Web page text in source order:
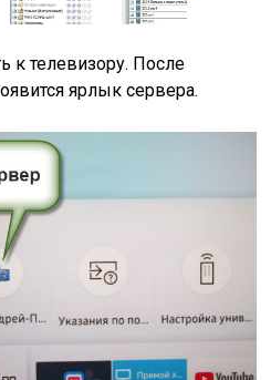
к телевизору. После
ярлык сервера.